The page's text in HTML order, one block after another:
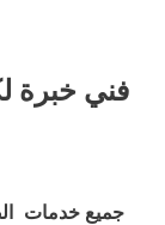
فني خبرة
جميع خدمات